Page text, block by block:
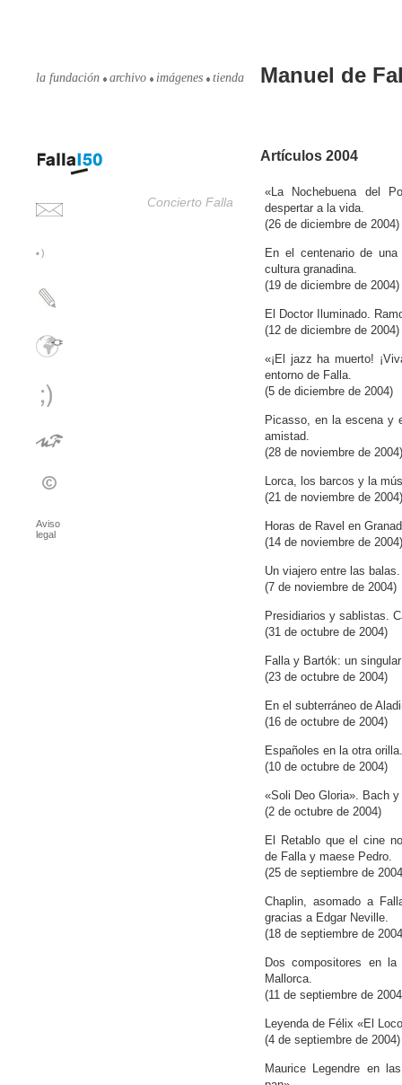
la fundación archivo imágenes tienda Manuel de
Aviso
legal
Concierto Falla
Artículos 2004
«La Nochebuena del
despertar a la vida.
(26 de diciembre de 2004)
En el centenario de
cultura granadina.
(19 de diciembre de 2004)
El Doctor Iluminado.
(12 de diciembre de 2004)
«¡El jazz ha muerto!
entorno de Falla.
(5 de diciembre de 2004)
Picasso, en la escena y
amistad.
(28 de noviembre de 2004)
Lorca, los barcos y la
(21 de noviembre de 2004)
Horas de Ravel en
(14 de noviembre de 2004)
Un viajero entre las
(7 de noviembre de 2004)
Presidiarios y sablistas.
(31 de octubre de 2004)
Falla y Bartók: un
(23 de octubre de 2004)
En el subterráneo de
(16 de octubre de 2004)
Españoles en la otra
(10 de octubre de 2004)
«Soli Deo Gloria». Bach
(2 de octubre de 2004)
El Retablo que el cine
de Falla y maese Pedro.
(25 de septiembre de
Chaplin, asomado a
gracias a Edgar Neville.
(18 de septiembre de
Dos compositores en
Mallorca.
(11 de septiembre de
Leyenda de Félix «El
(4 de septiembre de 2004)
Maurice Legendre en